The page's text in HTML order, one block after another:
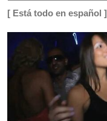
[ Está todo en español ]